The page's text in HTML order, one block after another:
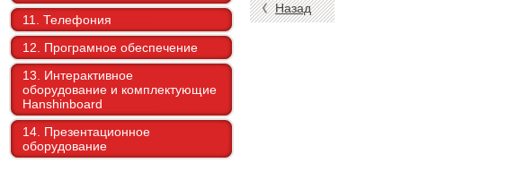
11. Телефония
12. Програмное обеспечение
13. Интерактивное
оборудование и комплектующие
Hanshinboard
14. Презентационное
оборудование
Назад